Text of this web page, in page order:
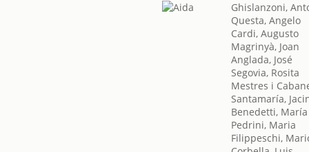
Ghislanzoni,
Questa, Angelo
Cardi, Augusto
Magrinyà, Joan
Anglada, José
Segovia, Rosita
Mestres i
Santamaría,
Benedetti, María
Pedrini, Maria
Filippeschi,